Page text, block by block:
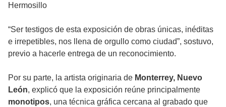
Hermosillo
“Ser testigos de esta exposición de obras únicas, inéditas
e irrepetibles, nos llena de orgullo como ciudad”, sostuvo,
previo a hacerle entrega de un reconocimiento.
Por su parte, la artista originaria de Monterrey, Nuevo
León, explicó que la exposición reúne principalmente
monotipos, una técnica gráfica cercana al grabado que